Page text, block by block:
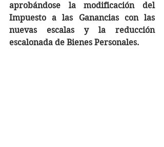
aprobándose la modificación del
Impuesto a las Ganancias con las
nuevas escalas y la reducción
escalonada de Bienes Personales.